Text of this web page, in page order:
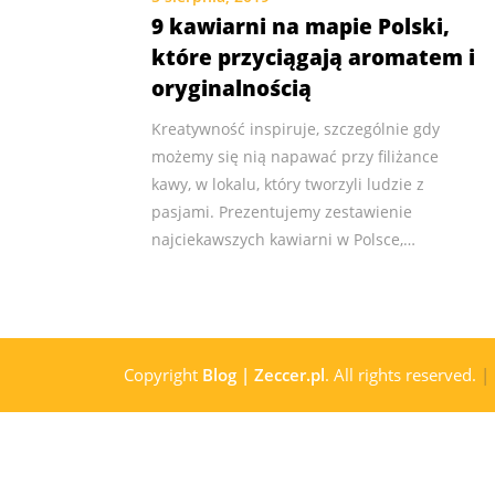
9 kawiarni na mapie Polski,
które przyciągają aromatem i
oryginalnością
Kreatywność inspiruje, szczególnie gdy
możemy się nią napawać przy filiżance
kawy, w lokalu, który tworzyli ludzie z
pasjami. Prezentujemy zestawienie
najciekawszych kawiarni w Polsce,…
Copyright Blog | Zeccer.pl. All rights reserved. |